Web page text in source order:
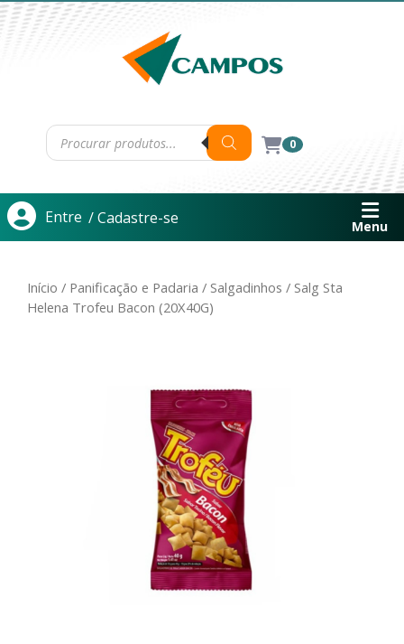
0
Entre / Cadastre-se Menu
Início / Panificação e Padaria / Salgadinhos / Salg Sta
Helena Trofeu Bacon (20X40G)